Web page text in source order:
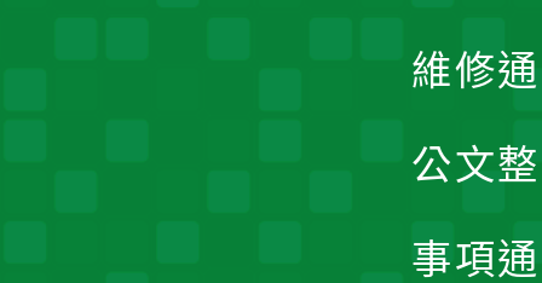
維修
公文
事項